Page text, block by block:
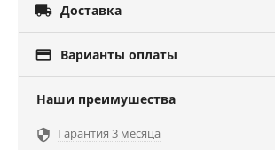
 Доставка
 Варианты оплаты
Наши преимушества
 Гарантия 3 месяца